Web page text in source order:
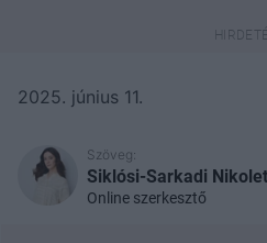
2025. június 11.
Szöveg:
Siklósi-Sarkadi
Online szerkesztő